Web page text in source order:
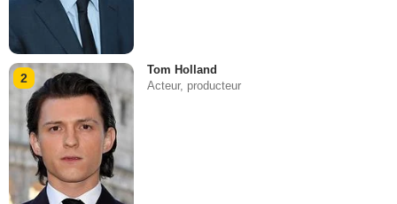
2
Tom Holland
Acteur, producteur